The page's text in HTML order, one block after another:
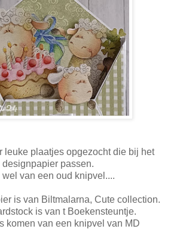
leuke plaatjes opgezocht die bij het
designpapier passen.
van een oud knipvel....
is van Biltmalarna, Cute collection.
is van t Boekensteuntje.
komen van een knipvel van MD